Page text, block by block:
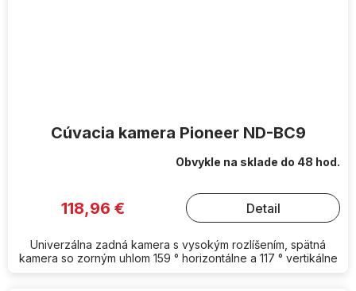
Cúvacia kamera Pioneer ND-BC9
Obvykle na sklade do 48 hod.
118,96 € Detail
Univerzálna zadná kamera s vysokým rozlíšením, spätná
kamera so zorným uhlom 159 ° horizontálne a 117 ° vertikálne